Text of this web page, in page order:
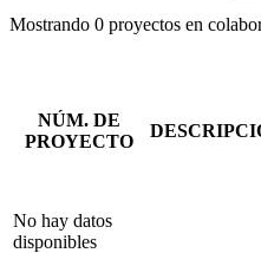
Mostrando 0 proyectos en
NÚM. DE
PROYECTO
No hay datos
disponibles